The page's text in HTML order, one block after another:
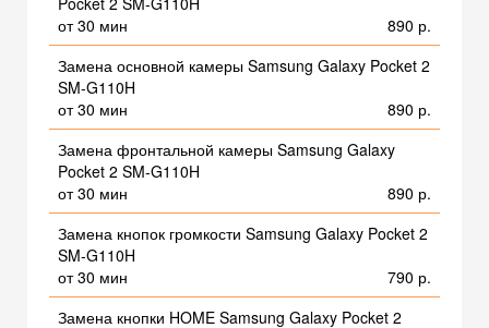
от 30 мин
890 р.
Замена основной камеры Samsung Galaxy Pocket 2
SM-G110H
от 30 мин
890 р.
Замена фронтальной камеры Samsung Galaxy
Pocket 2 SM-G110H
от 30 мин
890 р.
Замена кнопок громкости Samsung Galaxy Pocket 2
SM-G110H
от 30 мин
790 р.
Замена кнопки HOME Samsung Galaxy Pocket 2